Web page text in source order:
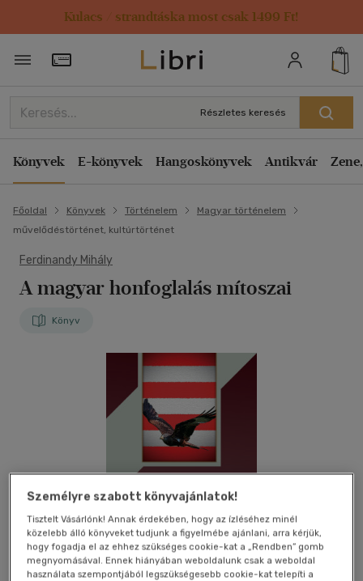
Kulacs / strandtáska most csak 1499 Ft!
Törzsvásárlói Kártya adatai
Részletes keresés
Könyvek E-könyvek Hangoskönyvek Antikvár
Főoldal Könyvek Történelem
Magyar történelem
művelődéstörténet, kultúrtörténet
Ferdinandy Mihály
A magyar honfoglalás mítoszai
Könyv
Személyre szabott könyvajánlatok!
Tisztelt Vásárlónk! Annak érdekében, hogy az ízléséhez minél
közelebb álló könyveket tudjunk a figyelmébe ajánlani, arra kérjük,
hogy fogadja el az ehhez szükséges cookie-kat a „Rendben” gomb
megnyomásával. Ennek hiányában weboldalunk csak a weboldal
használata szempontjából legszükségesebb cookie-kat telepíti a